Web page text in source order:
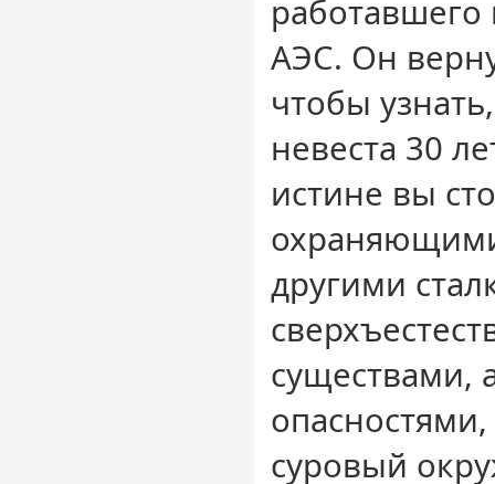
АЭС. Он
чтобы
невеста 30
истине вы
другими
существами,
суровый